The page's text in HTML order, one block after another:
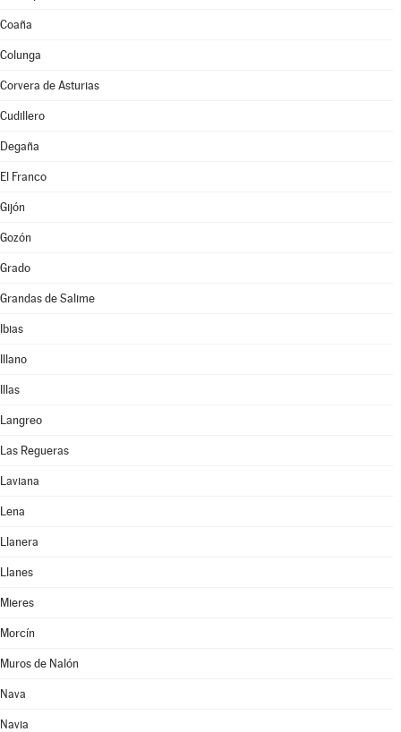
Coaña
Colunga
Corvera de Asturias
Cudillero
Degaña
El Franco
Gijón
Gozón
Grado
Grandas de Salime
Ibias
Illano
Illas
Langreo
Las Regueras
Laviana
Lena
Llanera
Llanes
Mieres
Morcín
Muros de Nalón
Nava
Navia